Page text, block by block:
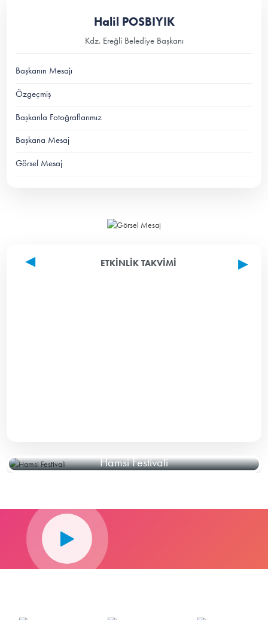
Halil POSBIYIK
Kdz. Ereğli Belediye Başkanı
Başkanın Mesajı
Özgeçmiş
Başkanla Fotoğraflarımız
Başkana Mesaj
Görsel Mesaj
ETKINLIK TAKVIMI
Hamsi Festivali